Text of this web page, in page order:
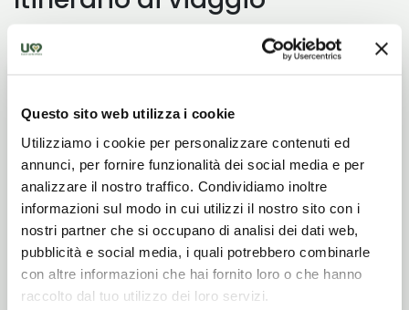
Questo sito web utilizza i cookie
Utilizziamo i cookie per personalizzare contenuti ed
annunci, per fornire funzionalità dei social media e per
analizzare il nostro traffico. Condividiamo inoltre
informazioni sul modo in cui utilizzi il nostro sito con i
nostri partner che si occupano di analisi dei dati web,
pubblicità e social media, i quali potrebbero combinarle
con altre informazioni che hai fornito loro o che hanno
raccolto dal tuo utilizzo dei loro servizi.
1
20,1 - 4.30h)
Inizio del cammino sino a Pieve Saddi.
Trasferimento con mezzo privato sino a
Pietralunga, dove pernotteremo la prima notte.
Il centro abitato di Pietralunga ha origini
preistoriche, come testimonia il ritrovamento
del "flauto di Pietralunga" in osso ricavato da